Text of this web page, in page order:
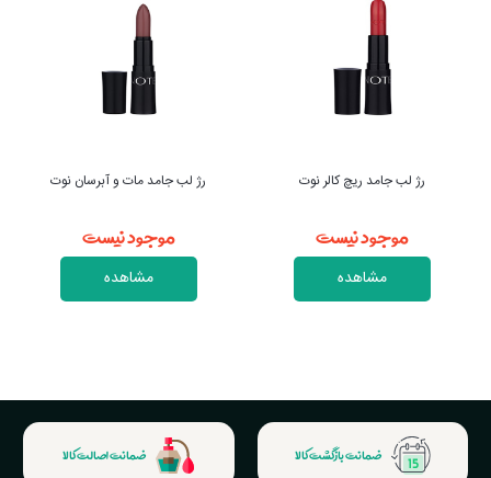
رژ لب جامد مات و آبرسان نوت
موجود نیست
مشاهده
رژ لب مایع مات و آبرسان نوت
موجود نیست
مشاهده
ضمانت بازگشت کالا ضمانت اصالت کالا